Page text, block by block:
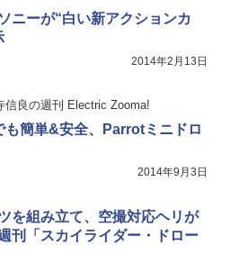
ニーが“白い新アクションカ
2014年2月13日
信良の週刊 Electric Zooma!
も簡単&安全、Parrotミニドロ
2014年9月3日
を組み立て、空撮対応ヘリが
刊「スカイライダー・ドロー